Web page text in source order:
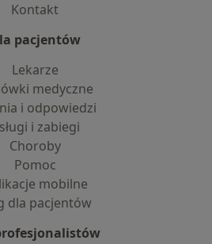
Kontakt
pacjentów
Lekarze
medyczne
i odpowiedzi
i zabiegi
Choroby
Pomoc
mobilne
dla pacjentów